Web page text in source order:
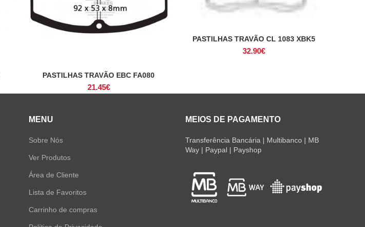
ADICIONAR
PASTILHAS TRAVÃO EBC FA080
21.45€
ADICIONAR
PASTILHAS TRAVÃO CL 1083 XBK5
32.90€
MENU
Sobre Nós
Ver Produtos
Área de Cliente
Lista de Favoritos
Carrinho de compras
MEIOS DE PAGAMENTO
Transferência Bancária | Multibanco | MB
Way | Paypal | Payshop